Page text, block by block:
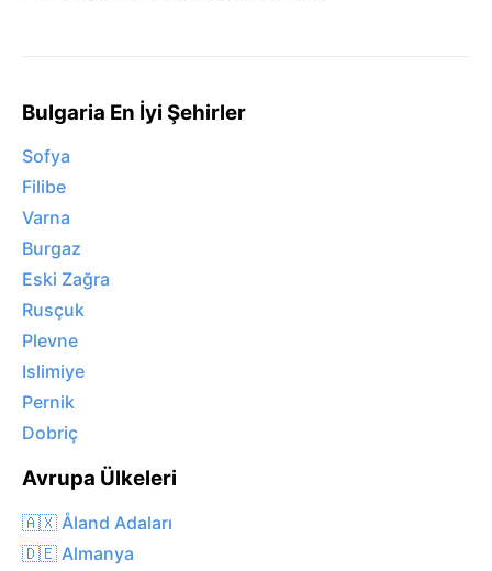
Bulgaria En İyi Şehirler
Sofya
Filibe
Varna
Burgaz
Eski Zağra
Rusçuk
Plevne
Islimiye
Pernik
Dobriç
Avrupa Ülkeleri
🇦🇽 Åland Adaları
🇩🇪 Almanya